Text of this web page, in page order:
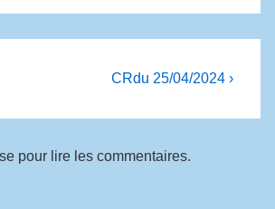
CRdu 25/04/2024 ›
pour lire les commentaires.